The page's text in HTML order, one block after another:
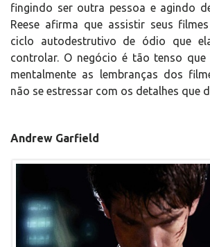
fingindo ser outra pessoa e agindo
Reese afirma que assistir seus
ciclo autodestrutivo de ódio que
controlar. O negócio é tão tenso
mentalmente as lembranças dos
não se estressar com os detalhes que
Andrew Garfield